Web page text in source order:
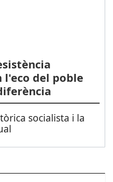
l'eco del poble
socialista i la